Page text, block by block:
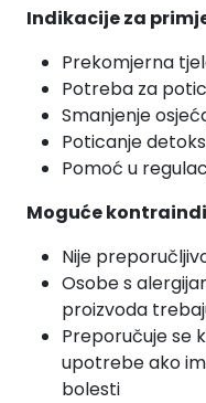
Indikacije za
Prekomjerna
Potreba za
Smanjenje
Poticanje
Pomoć u
Moguće
Nije
Osobe s
proizvoda
Preporučuje se
upotrebe ako
bolesti